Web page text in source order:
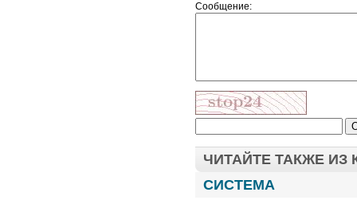
Сообщение:
ЧИТАЙТЕ ТАКЖЕ ИЗ
СИСТЕМА